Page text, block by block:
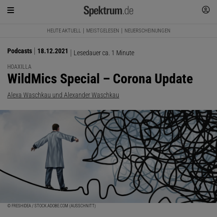
HEUTE AKTUELL MEISTGELESEN NEUERSCHEINUNGEN
Podcasts 18.12.2021 Lesedauer ca. 1 Minute
HOAXILLA
:
WildMics Special – Corona Update
Alexa Waschkau und Alexander Waschkau
© FRESHIDEA / STOCK.ADOBE.COM (AUSSCHNITT)